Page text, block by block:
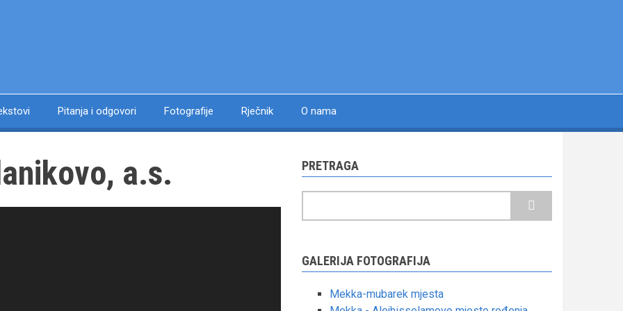
Pitanja i odgovori Fotografije Rječnik O nama
a.s. PRETRAGA
GALERIJA FOTOGRAFIJA
Mekka-mubarek mjesta